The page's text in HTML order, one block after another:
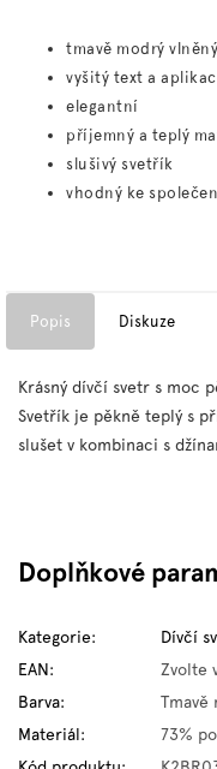
tmavě modrý
vyšitý text a
elegantní
příjemný a teplý
slušivý svetřík
vhodný ke
Popis Diskuze
Krásný dívčí svetr s moc
Svetřík je pěkně teplý s
slušet v kombinaci s
Doplňkové
Kategorie:
Dívčí
EAN:
Zvolte
Barva:
Tmavě
Materiál:
73%